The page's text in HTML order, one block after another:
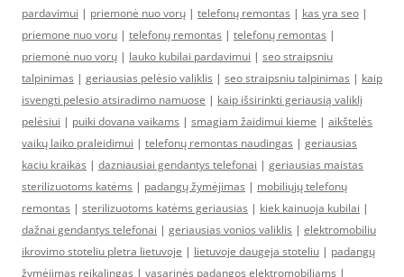
pardavimui | priemonė nuo vorų | telefonų remontas | kas yra seo |
priemone nuo voru | telefonų remontas | telefonų remontas |
priemonė nuo vorų | lauko kubilai pardavimui | seo straipsniu
talpinimas | geriausias pelėsio valiklis | seo straipsniu talpinimas | kaip
isvengti pelesio atsiradimo namuose | kaip išsirinkti geriausią valiklį
pelėsiui | puiki dovana vaikams | smagiam žaidimui kieme | aikštelės
vaikų laiko praleidimui | telefonų remontas naudingas | geriausias
kaciu kraikas | dazniausiai gendantys telefonai | geriausias maistas
sterilizuotoms katėms | padangų žymėjimas | mobiliųjų telefonų
remontas | sterilizuotoms katėms geriausias | kiek kainuoja kubilai |
dažnai gendantys telefonai | geriausias vonios valiklis | elektromobiliu
ikrovimo stoteliu pletra lietuvoje | lietuvoje daugeja stoteliu | padangų
žymėjimas reikalingas | vasarinės padangos elektromobiliams |